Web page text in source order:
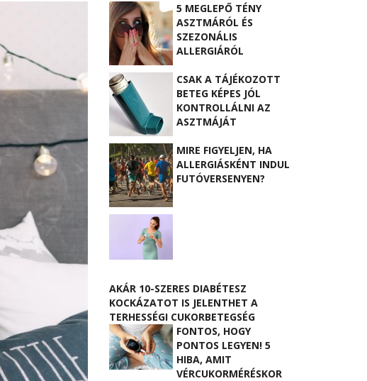
5 MEGLEPŐ TÉNY
ASZTMÁRÓL ÉS
SZEZONÁLIS
ALLERGIÁRÓL
CSAK A TÁJÉKOZOTT
BETEG KÉPES JÓL
KONTROLLÁLNI AZ
ASZTMÁJÁT
MIRE FIGYELJEN, HA
ALLERGIÁSKÉNT INDUL
FUTÓVERSENYEN?
AKÁR 10-SZERES DIABÉTESZ
KOCKÁZATOT IS JELENTHET A
TERHESSÉGI CUKORBETEGSÉG
FONTOS, HOGY
PONTOS LEGYEN! 5
HIBA, AMIT
VÉRCUKORMÉRÉSKOR